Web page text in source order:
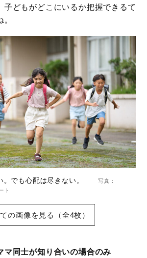
子どもがどこにいるか把握できるて
。でも心配は尽きない。写真：
ト
の画像を見る（全4枚）
マ同士が知り合いの場合のみ